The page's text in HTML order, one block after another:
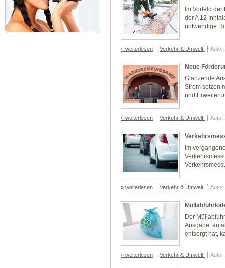
Im Vorfeld
der A 12
notwendige
» weiterlesen Verkehr & Umwelt
Neue
Glänzende
Strom setzen
und
» weiterlesen Verkehr & Umwelt
Im
» weiterlesen Verkehr & Umwelt
Der
Ausgabe an
entsorgt hat,
» weiterlesen Verkehr & Umwelt